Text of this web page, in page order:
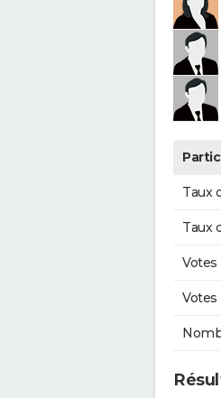
Taux
Taux
Votes
Votes